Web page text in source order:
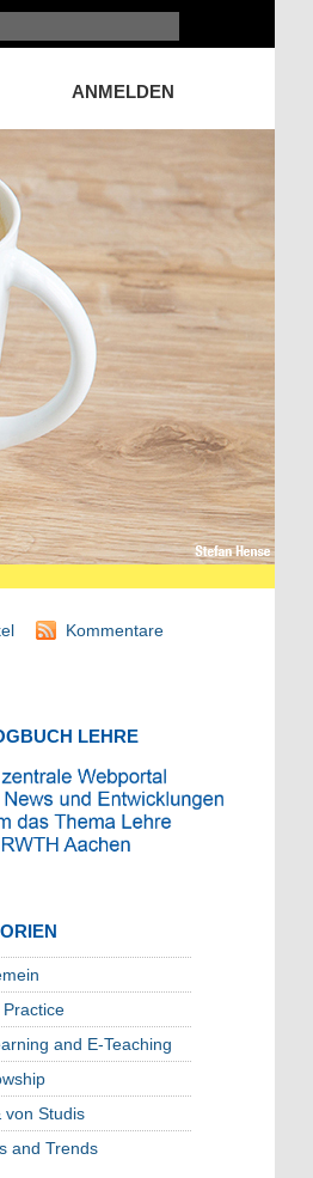
ANMELDEN
Kommentare
LEHRE
Practice
and E-Teaching
von Studis
and Trends